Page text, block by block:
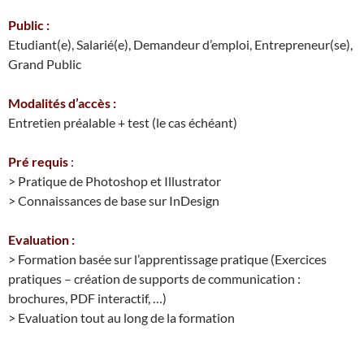
Public :
Etudiant(e), Salarié(e), Demandeur d’emploi, Entrepreneur(se),
Grand Public
Modalités d’accès :
Entretien préalable + test (le cas échéant)
Pré requis :
> Pratique de Photoshop et Illustrator
> Connaissances de base sur InDesign
Evaluation :
> Formation basée sur l’apprentissage pratique (Exercices
pratiques – création de supports de communication :
brochures, PDF interactif, …)
> Evaluation tout au long de la formation